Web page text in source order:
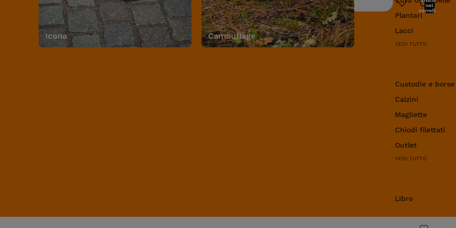
Icona Camouflage
Plantari
Lacci
VEDI TUTTO
Custodie e
Calzini
Magliette
Chiodi filettati
Outlet
VEDI TUTTO
Libro
Ricerca
nel
carrello: